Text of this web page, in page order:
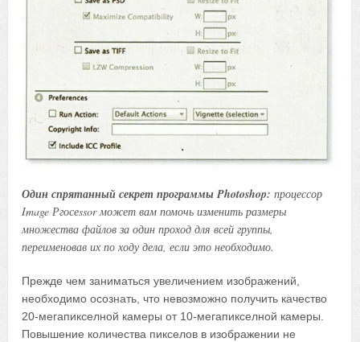
Один спрятанный секрет программы Photoshop: процессор
Image Ргосеssor может вам помочь изменить размеры
множества файлов за один проход для всей группы,
переименовав их по ходу дела, если это необходимо.
Прежде чем заниматься увеличением изображений,
необходимо осознать, что невозможно получить качество
20-мегапикселной камеры от 10-мегапикселной камеры.
Повышение количества пикселов в изображении не